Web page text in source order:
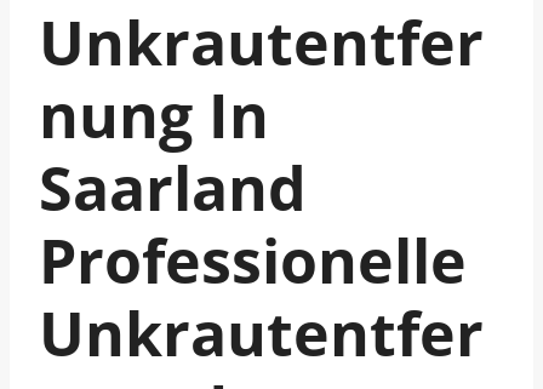
Unkrautentfer
Nung In
Saarland
Professionelle
Unkrautentfer